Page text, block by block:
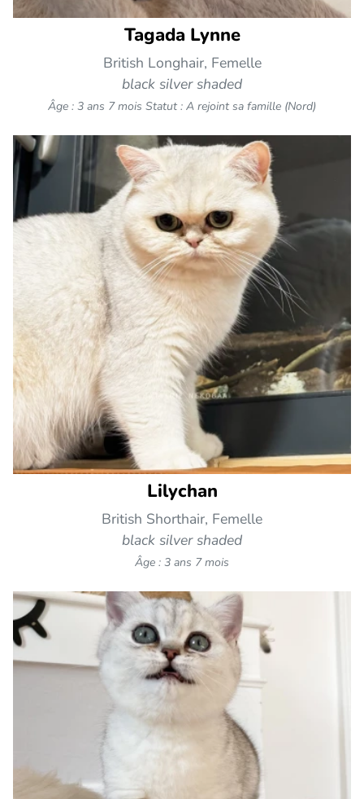
Tagada Lynne
British Longhair, Femelle
black silver shaded
Âge : 3 ans 7 mois Statut : A rejoint sa famille (Nord)
Lilychan
British Shorthair, Femelle
black silver shaded
Âge : 3 ans 7 mois